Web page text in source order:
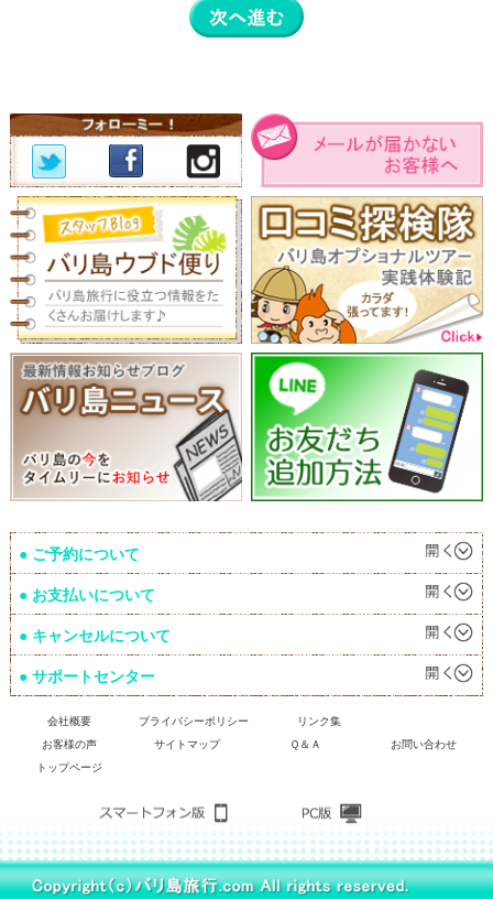
ご予約について
お支払いについて
キャンセルについて
サポートセンター
会社概要 プライバシーポリシー
リンク集
お客様の声
サイトマップ Ｑ＆Ａ
お問い合わせ
トップページ